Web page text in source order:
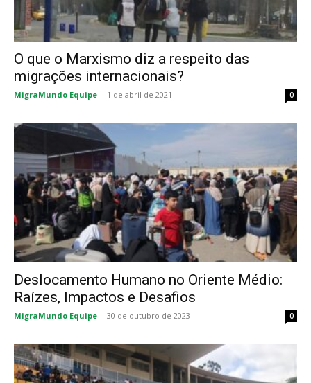
O que o Marxismo diz a respeito das
migrações internacionais?
MigraMundo Equipe - 1 de abril de 2021 0
Deslocamento Humano no Oriente Médio:
Raízes, Impactos e Desafios
MigraMundo Equipe - 30 de outubro de 2023 0